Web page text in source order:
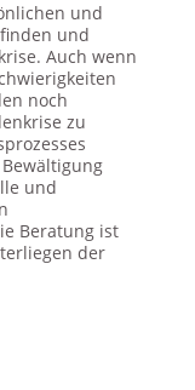
und
und
Auch wenn
noch
zu
und
Beratung ist
der